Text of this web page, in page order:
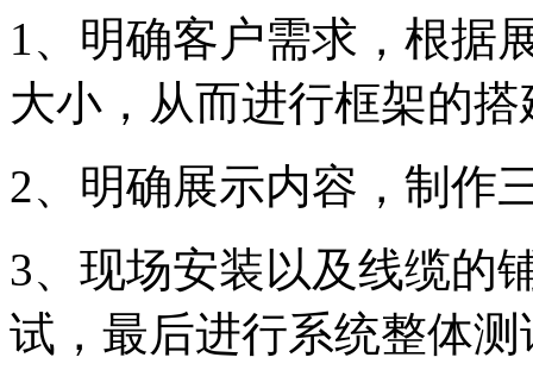
1、明确客户需求，根据
大小，从而进行框架的搭
2、明确展示内容，制作
3、现场安装以及线缆的
试，最后进行系统整体